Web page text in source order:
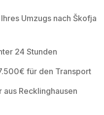
Umzugs nach Škofja
24 Stunden
für den Transport
Recklinghausen